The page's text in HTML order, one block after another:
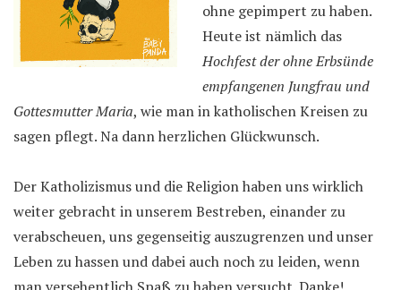
ohne gepimpert zu haben.
Heute ist nämlich das
Hochfest der ohne Erbsünde
empfangenen Jungfrau und
Gottesmutter Maria, wie man in katholischen Kreisen zu
sagen pflegt. Na dann herzlichen Glückwunsch.
Der Katholizismus und die Religion haben uns wirklich
weiter gebracht in unserem Bestreben, einander zu
verabscheuen, uns gegenseitig auszugrenzen und unser
Leben zu hassen und dabei auch noch zu leiden, wenn